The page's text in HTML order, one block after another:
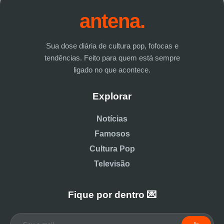
antena.
Sua dose diária de cultura pop, fofocas e
tendências. Feito para quem está sempre
ligado no que acontece.
Explorar
Notícias
Famosos
Cultura Pop
Televisão
Fique por dentro 💌